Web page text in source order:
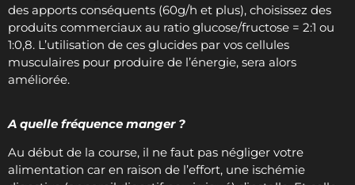
des apports conséquents (60g/h et plus), choisissez des
produits commerciaux au ratio glucose/fructose = 2:1 ou
1:0,8. L’utilisation de ces glucides par vos cellules
musculaires pour produire de l’énergie, sera alors
améliorée.
A quelle fréquence manger ?
Au début de la course, il ne faut pas négliger votre
alimentation car en raison de l’effort, une ischémie